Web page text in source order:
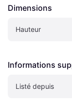
Dimensions
Hauteur
Informations
Listé depuis